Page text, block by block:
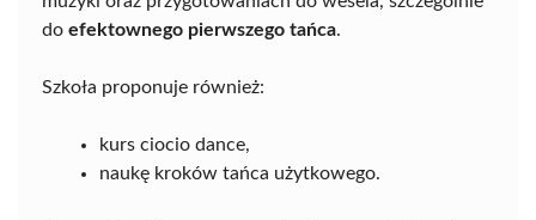
do efektownego pierwszego tańca.
Szkoła proponuje również:
kurs ciocio dance,
naukę kroków tańca użytkowego.